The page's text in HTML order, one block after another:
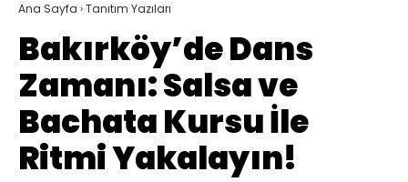
Ana Sayfa ›Tanıtım Yazıları
Bakırköy’de Dans
Zamanı: Salsa ve
Bachata Kursu İle
Ritmi Yakalayın!